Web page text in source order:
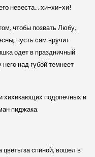
невеста… хи-хи-хи!
чтобы позвать Любу,
пусть сам вручит
одет в праздничный
над губой темнеет
хихикающих подопечных и
пиджака.
за спиной, вошел в